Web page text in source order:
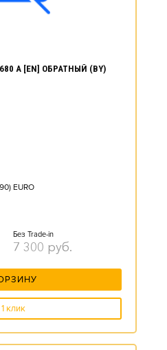
680 А [EN] ОБРАТНЫЙ (BY)
EURO
Без Trade-in
7 300 руб.
клик